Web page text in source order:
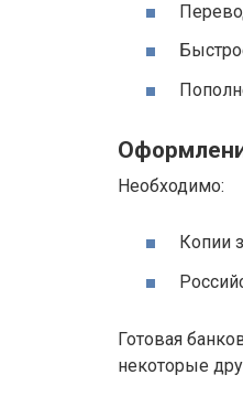
Необходимо:
Копии
Готовая
некоторые